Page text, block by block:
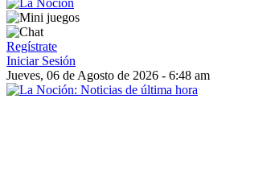
Regístrate
Iniciar Sesión
Jueves, 06 de Agosto de 2026 - 6:48 am